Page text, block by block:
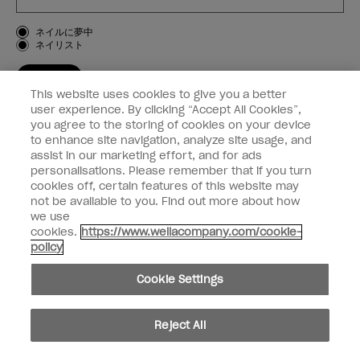
お客様のタイプ
ネイルに夢中
ネイリスト
OPI
個人情報の取り扱い
facebookinstagram
個人情報を共有または販売しないでください
© Copyright 2024, Wella Operations US LLC, 無断複写・転載を禁じます。
This website uses cookies to give you a better
user experience. By clicking “Accept All Cookies”,
you agree to the storing of cookies on your device
to enhance site navigation, analyze site usage, and
assist in our marketing effort, and for ads
personalisations. Please remember that if you turn
cookies off, certain features of this website may
not be available to you. Find out more about how
we use
cookies. https://www.wellacompany.com/cookie-
policy
Cookie Settings
Reject All